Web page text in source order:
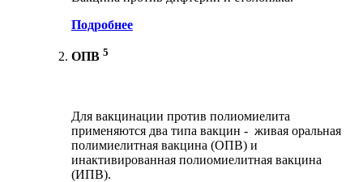
Подробнее
ОПВ 5
Для вакцинации против полиомиелита
применяются два типа вакцин - живая оральная
полимиелитная вакцина (ОПВ) и
инактивированная полиомиелитная вакцина
(ИПВ).